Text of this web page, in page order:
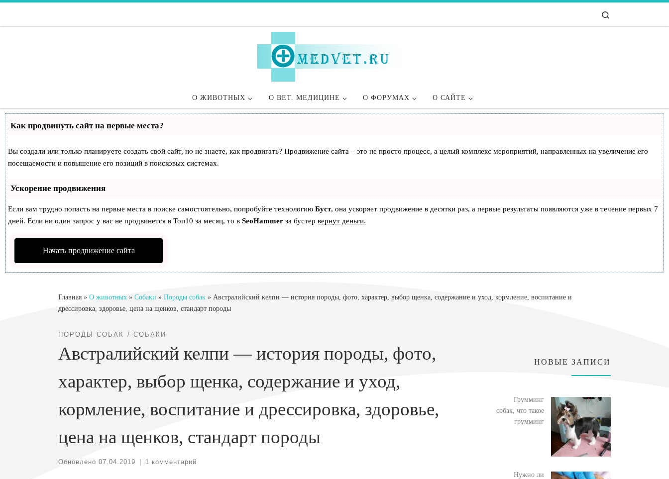
О ЖИВОТНЫХ О ВЕТ. МЕДИЦИНЕ О ФОРУМАХ О САЙТЕ
Как продвинуть сайт на первые места?
Вы создали или только планируете создать свой сайт, но не знаете, как продвигать? Продвижение сайта – это не просто процесс, а целый комплекс мероприятий, направленных на увеличение его
посещаемости и повышение его позиций в поисковых системах.
Ускорение продвижения
Если вам трудно попасть на первые места в поиске самостоятельно, попробуйте технологию Буст, она ускоряет продвижение в десятки раз, а первые результаты появляются уже в течение первых 7
дней. Если ни один запрос у вас не продвинется в Топ10 за месяц, то в SeoHammer за бустер вернут деньги.
Начать продвижение сайта
Главная » О животных » Собаки » Породы собак » Австралийский келпи — история породы, фото, характер, выбор щенка, содержание и уход, кормление, воспитание и
дрессировка, здоровье, цена на щенков, стандарт породы
ПОРОДЫ СОБАК СОБАКИ
Австралийский келпи — история породы, фото,
характер, выбор щенка, содержание и уход,
кормление, воспитание и дрессировка, здоровье,
цена на щенков, стандарт породы
Обновлено 07.04.2019 1 комментарий
НОВЫЕ ЗАПИСИ
Грумминг
собак, что такое
грумминг
Нужно ли